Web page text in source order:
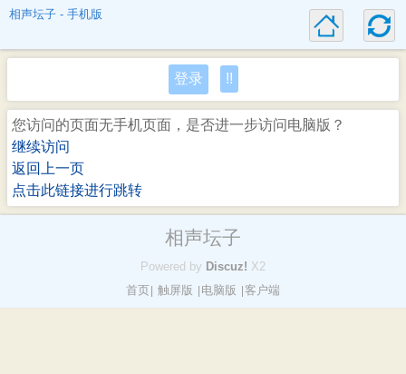
相声坛子 - 手机版
登录 !!
您访问的页面无手机页面，是否进一步访问电脑版？
继续访问
返回上一页
点击此链接进行跳转
相声坛子
Powered by Discuz! X2
首页 触屏版 电脑版 客户端